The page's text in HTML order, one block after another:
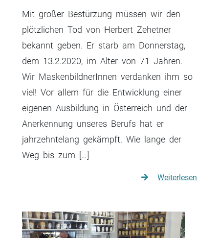
Mit großer Bestürzung müssen wir den
plötzlichen Tod von Herbert Zehetner
bekannt geben. Er starb am Donnerstag,
dem 13.2.2020, im Alter von 71 Jahren.
Wir MaskenbildnerInnen verdanken ihm so
viel! Vor allem für die Entwicklung einer
eigenen Ausbildung in Österreich und der
Anerkennung unseres Berufs hat er
jahrzehntelang gekämpft. Wie lange der
Weg bis zum […]
Weiterlesen